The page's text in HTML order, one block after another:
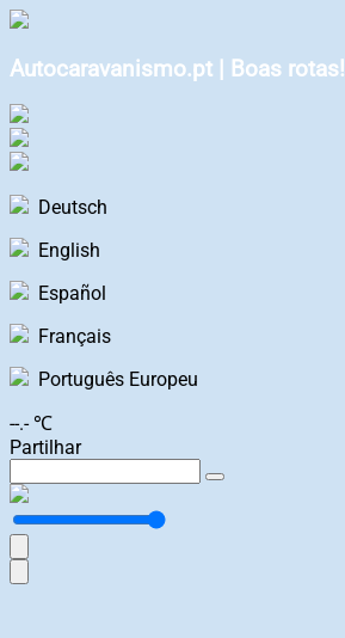
Autocaravanismo.pt | Boas rotas!
Deutsch
English
Español
Français
Português Europeu
--.- ℃
Partilhar